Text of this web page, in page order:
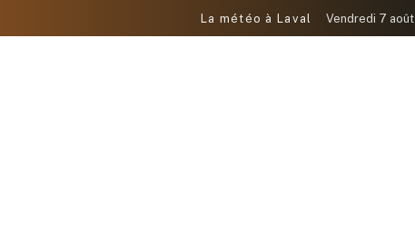
La météo à Laval Vendredi 7 août